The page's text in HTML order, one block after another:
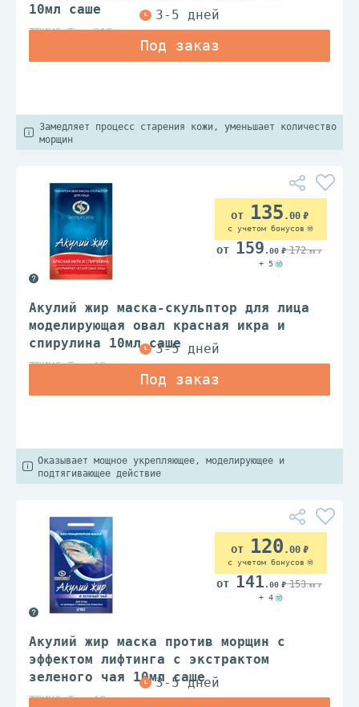
10мл саше
ТВИНС Тэк ЗАО
Замедляет процесс старения кожи, уменьшает количество
морщин
Акулий жир маска-скульптор для лица
моделирующая овал красная икра и
спирулина 10мл саше
ТВИНС Тэк АО
135 .00
с учетом бонусов
159 .00 172.00
+ 5
Оказывает мощное укрепляющее, моделирующее и
подтягивающее действие
Акулий жир маска против морщин с
эффектом лифтинга с экстрактом
зеленого чая 10мл саше
ТВИНС Тэк АО
120 .00
с учетом бонусов
141 .00 153.00
+ 4